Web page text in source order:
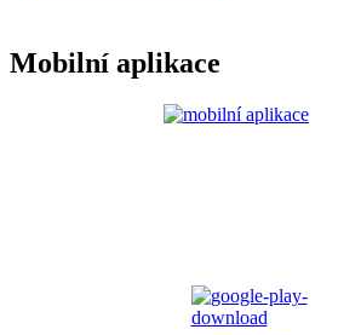
Mobilní aplikace